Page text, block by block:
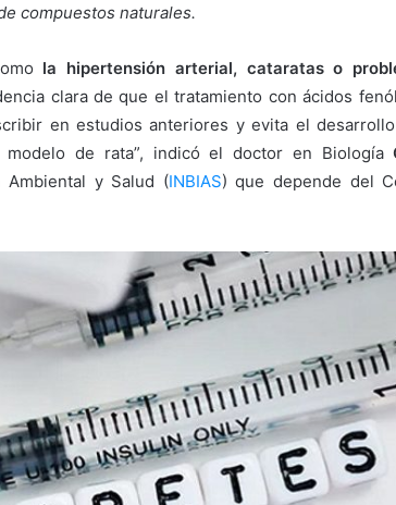
compuestos naturales.
la hipertensión arterial, cataratas o
clara de que el tratamiento con ácidos
en estudios anteriores y evita el
de rata”, indicó el doctor en Biología
Ambiental y Salud (INBIAS) que depende del